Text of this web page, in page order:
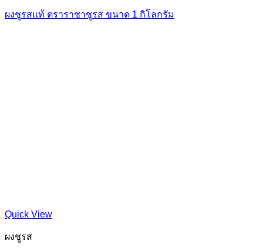
ผงชูรสแท้ ตราราชาชูรส ขนาด 1 กิโลกรัม
Quick View
ผงชูรส